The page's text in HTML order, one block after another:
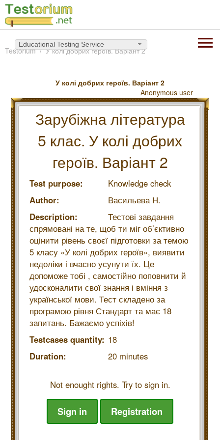
Educational Testing Service
Testorium У колі добрих героїв. Варіант 2
У колі добрих героїв. Варіант 2
Anonymous user
Зарубіжна література
5 клас. У колі добрих
героїв. Варіант 2
Test purpose:
Knowledge check
Author:
Васильева Н.
Description:
Тестові завдання
спрямовані на те, щоб ти міг об’єктивно
оцінити рівень своєї підготовки за темою
5 класу «У колі добрих героїв», виявити
недоліки і вчасно усунути їх. Це
допоможе тобі , самостійно поповнити й
удосконалити свої знання і вміння з
української мови. Тест складено за
програмою рівня Стандарт та має 18
запитань. Бажаємо успіхів!
Testcases quantity: 18
Duration:
20 minutes
Not enought rights. Try to sign in.
Sign in Registration